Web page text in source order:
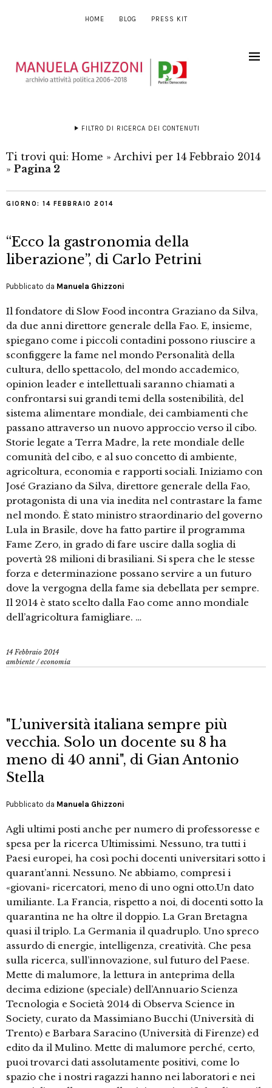
HOME BLOG PRESS KIT
FILTRO DI RICERCA DEI CONTENUTI
Ti trovi qui: Home » Archivi per 14 Febbraio 2014
» Pagina 2
GIORNO: 14 FEBBRAIO 2014
“Ecco la gastronomia della
liberazione”, di Carlo Petrini
Pubblicato da Manuela Ghizzoni
Il fondatore di Slow Food incontra Graziano da Silva,
da due anni direttore generale della Fao. E, insieme,
spiegano come i piccoli contadini possono riuscire a
sconfiggere la fame nel mondo Personalità della
cultura, dello spettacolo, del mondo accademico,
opinion leader e intellettuali saranno chiamati a
confrontarsi sui grandi temi della sostenibilità, del
sistema alimentare mondiale, dei cambiamenti che
passano attraverso un nuovo approccio verso il cibo.
Storie legate a Terra Madre, la rete mondiale delle
comunità del cibo, e al suo concetto di ambiente,
agricoltura, economia e rapporti sociali. Iniziamo con
José Graziano da Silva, direttore generale della Fao,
protagonista di una via inedita nel contrastare la fame
nel mondo. È stato ministro straordinario del governo
Lula in Brasile, dove ha fatto partire il programma
Fame Zero, in grado di fare uscire dalla soglia di
povertà 28 milioni di brasiliani. Si spera che le stesse
forza e determinazione possano servire a un futuro
dove la vergogna della fame sia debellata per sempre.
Il 2014 è stato scelto dalla Fao come anno mondiale
dell’agricoltura famigliare. …
14 Febbraio 2014
ambiente /economia
"L’università italiana sempre più
vecchia. Solo un docente su 8 ha
meno di 40 anni", di Gian Antonio
Stella
Pubblicato da Manuela Ghizzoni
Agli ultimi posti anche per numero di professoresse e
spesa per la ricerca Ultimissimi. Nessuno, tra tutti i
Paesi europei, ha così pochi docenti universitari sotto i
quarant’anni. Nessuno. Ne abbiamo, compresi i
«giovani» ricercatori, meno di uno ogni otto.Un dato
umiliante. La Francia, rispetto a noi, di docenti sotto la
quarantina ne ha oltre il doppio. La Gran Bretagna
quasi il triplo. La Germania il quadruplo. Uno spreco
assurdo di energie, intelligenza, creatività. Che pesa
sulla ricerca, sull’innovazione, sul futuro del Paese.
Mette di malumore, la lettura in anteprima della
decima edizione (speciale) dell’Annuario Scienza
Tecnologia e Società 2014 di Observa Science in
Society, curato da Massimiano Bucchi (Università di
Trento) e Barbara Saracino (Università di Firenze) ed
edito da il Mulino. Mette di malumore perché, certo,
puoi trovarci dati assolutamente positivi, come lo
spazio che i nostri ragazzi hanno nei laboratori e nei